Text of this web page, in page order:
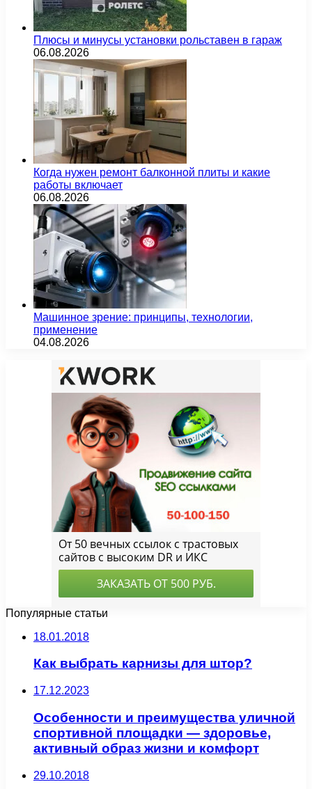
Плюсы и минусы установки рольставен в гараж
06.08.2026
Когда нужен ремонт балконной плиты и какие
работы включает
06.08.2026
Машинное зрение: принципы, технологии,
применение
04.08.2026
Популярные статьи
18.01.2018
Как выбрать карнизы для штор?
17.12.2023
Особенности и преимущества уличной
спортивной площадки — здоровье,
активный образ жизни и комфорт
29.10.2018